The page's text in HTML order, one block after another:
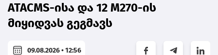
ATACMS-ისა და 12 M270-ის
მიყიდვას გეგმავს
09.08.2026 • 12:56